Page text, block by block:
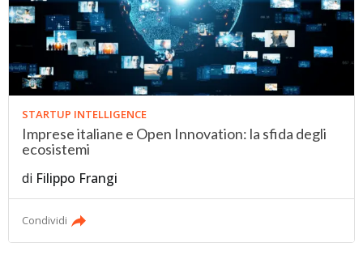
STARTUP INTELLIGENCE
Imprese italiane e Open Innovation: la sfida degli
ecosistemi
di Filippo Frangi
Condividi